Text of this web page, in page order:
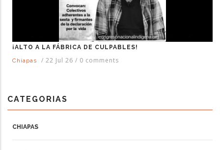
¡ALTO A LA FÁBRICA DE CULPABLES!
Chiapas
/ 22 Jul 26 / 0 comments
CATEGORIAS
CHIAPAS